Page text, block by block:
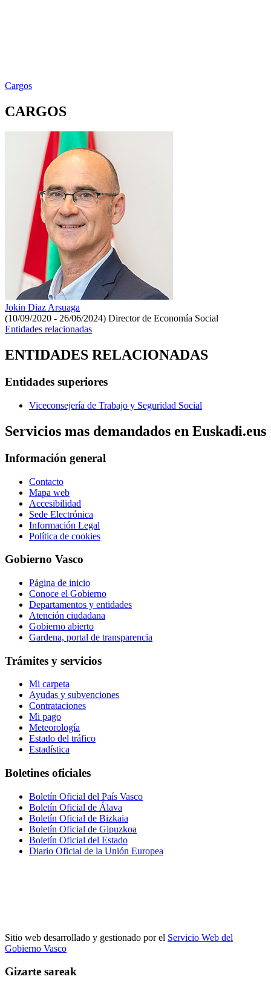
Cargos
CARGOS
Jokin Diaz Arsuaga
(10/09/2020 - 26/06/2024) Director de Economía Social
Entidades relacionadas
ENTIDADES RELACIONADAS
Entidades superiores
Viceconsejería de Trabajo y Seguridad Social
Servicios mas demandados en Euskadi.eus
Información general
Contacto
Mapa web
Accesibilidad
Sede Electrónica
Información Legal
Política de cookies
Gobierno Vasco
Página de inicio
Conoce el Gobierno
Departamentos y entidades
Atención ciudadana
Gobierno abierto
Gardena, portal de transparencia
Trámites y servicios
Mi carpeta
Ayudas y subvenciones
Contrataciones
Mi pago
Meteorología
Estado del tráfico
Estadística
Boletines oficiales
Boletín Oficial del País Vasco
Boletín Oficial de Álava
Boletín Oficial de Bizkaia
Boletín Oficial de Gipuzkoa
Boletín Oficial del Estado
Diario Oficial de la Unión Europea
Sitio web desarrollado y gestionado por el Servicio Web del
Gobierno Vasco
Gizarte sareak